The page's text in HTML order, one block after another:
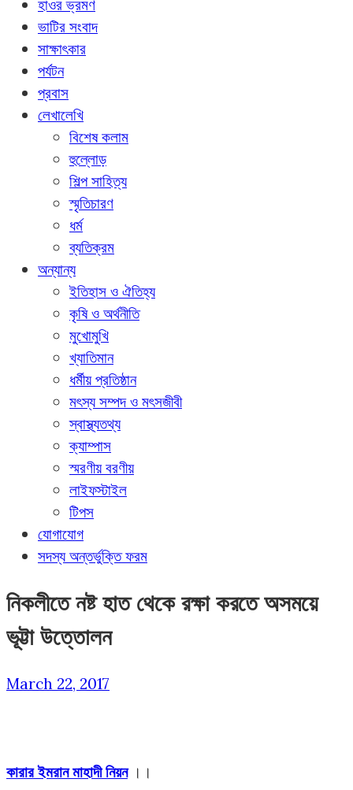
হাওর ভ্রমণ
ভাটির সংবাদ
সাক্ষাৎকার
পর্যটন
প্রবাস
লেখালেখি
বিশেষ কলাম
হুল্লোড়
শিল্প সাহিত্য
স্মৃতিচারণ
ধর্ম
ব্যতিক্রম
অন্যান্য
ইতিহাস ও ঐতিহ্য
কৃষি ও অর্থনীতি
মুখোমুখি
খ্যাতিমান
ধর্মীয় প্রতিষ্ঠান
মৎস্য সম্পদ ও মৎসজীবী
স্বাস্থ্যতথ্য
ক্যাম্পাস
স্মরণীয় বরণীয়
লাইফস্টাইল
টিপস
যোগাযোগ
সদস্য অন্তর্ভুক্তি ফরম
নিকলীতে নষ্ট হাত থেকে রক্ষা করতে অসময়ে
ভূট্টা উত্তোলন
March 22, 2017
কারার ইমরান মাহাদী নিয়ন।।